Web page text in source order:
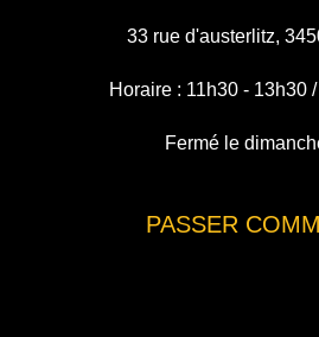
33 rue d'austerlitz,
Horaire : 11h30 - 13h30
Fermé le
PASSER